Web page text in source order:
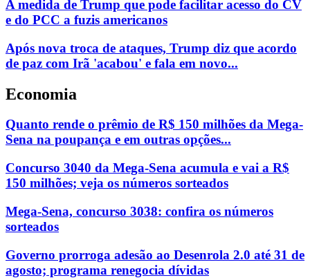
A medida de Trump que pode facilitar acesso do CV
e do PCC a fuzis americanos
Após nova troca de ataques, Trump diz que acordo
de paz com Irã 'acabou' e fala em novo...
Economia
Quanto rende o prêmio de R$ 150 milhões da Mega-
Sena na poupança e em outras opções...
Concurso 3040 da Mega-Sena acumula e vai a R$
150 milhões; veja os números sorteados
Mega-Sena, concurso 3038: confira os números
sorteados
Governo prorroga adesão ao Desenrola 2.0 até 31 de
agosto; programa renegocia dívidas